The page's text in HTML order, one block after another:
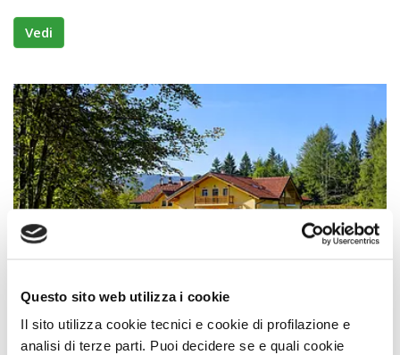
Questo sito web utilizza i cookie
Il sito utilizza cookie tecnici e cookie di profilazione e
analisi di terze parti. Puoi decidere se e quali cookie
Vedi
Residence Hotel Tana Della Volpe
Premio ECCELLENZA A DOG